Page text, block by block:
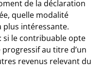
de la déclaration
quelle modalité
plus intéressante.
si le contribuable opte
au titre d’un
revenus relevant du